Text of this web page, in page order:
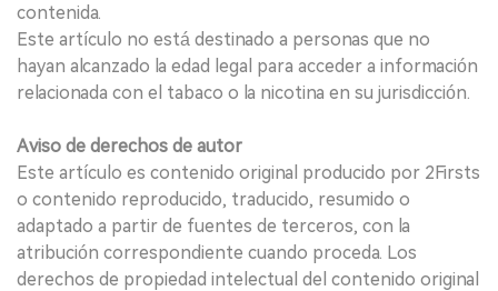
contenida.
Este artículo no está destinado a personas que no
hayan alcanzado la edad legal para acceder a información
relacionada con el tabaco o la nicotina en su jurisdicción.
Aviso de derechos de autor
Este artículo es contenido original producido por 2Firsts
o contenido reproducido, traducido, resumido o
adaptado a partir de fuentes de terceros, con la
atribución correspondiente cuando proceda. Los
derechos de propiedad intelectual del contenido original